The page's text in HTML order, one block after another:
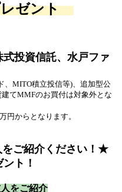
レゼント
投資信託、水戸ファ
、MITO積立投信等)、追加型公
てMMFのお買付は対象外とな
円からとなります。
ご紹介ください！★
ト！
をご紹介